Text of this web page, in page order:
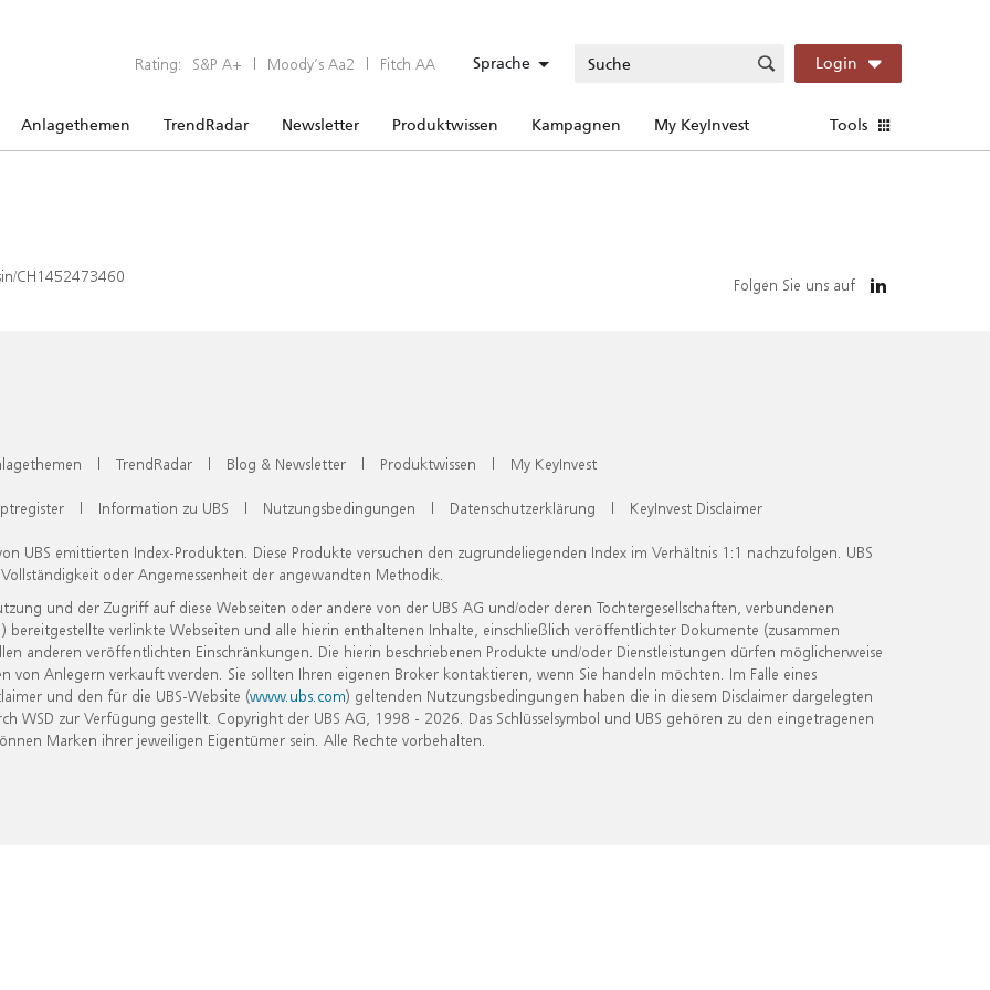
Rating: S&P A+ | Moody’s Aa2 | Fitch AA Sprache Login
Anlagethemen TrendRadar Newsletter Produktwissen Kampagnen My KeyInvest Tools
CH1452473460 Folgen Sie uns auf
| TrendRadar | Blog & Newsletter | Produktwissen | My KeyInvest
| Information zu UBS | Nutzungsbedingungen | Datenschutzerklärung | KeyInvest Disclaimer
UBS emittierten Index-Produkten. Diese Produkte versuchen den zugrundeliegenden Index im Verhältnis 1:1 nachzufolgen. UBS
oder Angemessenheit der angewandten Methodik.
und der Zugriff auf diese Webseiten oder andere von der UBS AG und/oder deren Tochtergesellschaften, verbundenen
verlinkte Webseiten und alle hierin enthaltenen Inhalte, einschließlich veröffentlichter Dokumente (zusammen
anderen veröffentlichten Einschränkungen. Die hierin beschriebenen Produkte und/oder Dienstleistungen dürfen möglicherweise
Anlegern verkauft werden. Sie sollten Ihren eigenen Broker kontaktieren, wenn Sie handeln möchten. Im Falle eines
und den für die UBS-Website (www.ubs.com) geltenden Nutzungsbedingungen haben die in diesem Disclaimer dargelegten
zur Verfügung gestellt. Copyright der UBS AG, 1998 - 2026. Das Schlüsselsymbol und UBS gehören zu den eingetragenen
Marken ihrer jeweiligen Eigentümer sein. Alle Rechte vorbehalten.